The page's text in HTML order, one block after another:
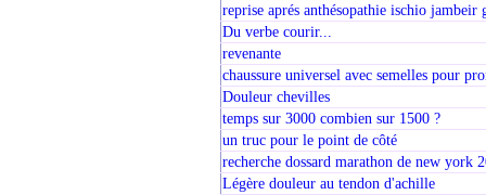
reprise aprés anthésopathie ischio jambeir
Du verbe courir...
revenante
chaussure universel avec semelles pour
Douleur chevilles
temps sur 3000 combien sur 1500 ?
un truc pour le point de côté
recherche dossard marathon de new york
Légère douleur au tendon d'achille